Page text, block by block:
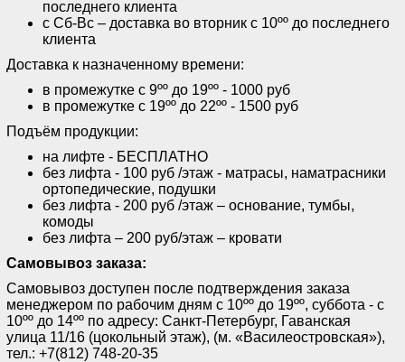
последнего клиента
с Сб-Вс – доставка во вторник с 10ºº до последнего
клиента
Доставка к назначенному времени:
в промежутке с 9ºº до 19ºº - 1000 руб
в промежутке с 19ºº до 22ºº - 1500 руб
Подъём продукции:
на лифте - БЕСПЛАТНО
без лифта - 100 руб /этаж - матрасы, наматрасники
ортопедические, подушки
без лифта - 200 руб /этаж – основание, тумбы,
комоды
без лифта – 200 руб/этаж – кровати
Самовывоз заказа:
Самовывоз доступен после подтверждения заказа
менеджером по рабочим дням с 10ºº до 19ºº, суббота - с
10ºº до 14ºº по адресу: Санкт-Петербург, Гаванская
улица 11/16 (цокольный этаж), (м. «Василеостровская»),
тел.: +7(812) 748-20-35